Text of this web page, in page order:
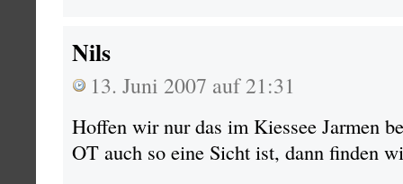
Nils
13. Juni 2007 auf 21:31
Hoffen wir nur das im Kiessee Jarmen
OT auch so eine Sicht ist, dann finden